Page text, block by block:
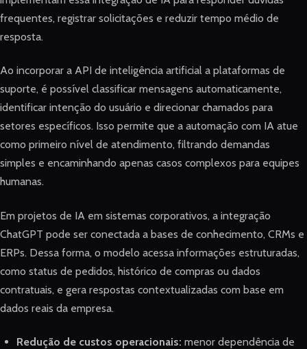
frequentes, registrar solicitações e reduzir tempo médio de
resposta.
Ao incorporar a API de inteligência artificial a plataformas de
suporte, é possível classificar mensagens automaticamente,
identificar intenção do usuário e direcionar chamados para
setores específicos. Isso permite que a automação com IA atue
como primeiro nível de atendimento, filtrando demandas
simples e encaminhando apenas casos complexos para equipes
humanas.
Em projetos de IA em sistemas corporativos, a integração
ChatGPT pode ser conectada a bases de conhecimento, CRMs e
ERPs. Dessa forma, o modelo acessa informações estruturadas,
como status de pedidos, histórico de compras ou dados
contratuais, e gera respostas contextualizadas com base em
dados reais da empresa.
Redução de custos operacionais: menor dependência de